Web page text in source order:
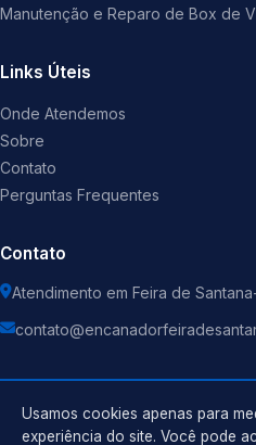
Manutenção e Reparo de Box de
Links Úteis
Onde Atendemos
Sobre
Contato
Perguntas Frequentes
Contato
Atendimento em Feira de
Usamos cookies apenas para
experiência do site. Você pode